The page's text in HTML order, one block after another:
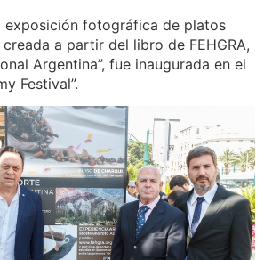
exposición fotográfica de platos
a partir del libro de FEHGRA,
Argentina”, fue inaugurada en el
Festival”.